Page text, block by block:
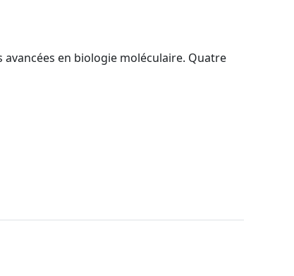
en biologie moléculaire. Quatre